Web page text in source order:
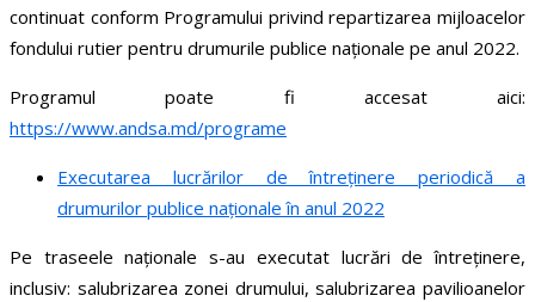
continuat conform Programului privind repartizarea mijloacelor
fondului rutier pentru drumurile publice naționale pe anul 2022.
Programul poate fi accesat aici:
https://www.andsa.md/programe
Executarea lucrărilor de întreținere periodică a
drumurilor publice naționale în anul 2022
Pe traseele naționale s-au executat lucrări de întreținere,
inclusiv: salubrizarea zonei drumului, salubrizarea pavilioanelor